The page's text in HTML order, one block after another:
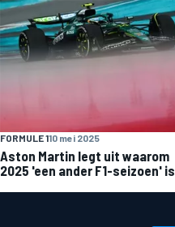
FORMULE 110 mei 2025
Aston Martin legt uit waarom
2025 'een ander F1-seizoen' is